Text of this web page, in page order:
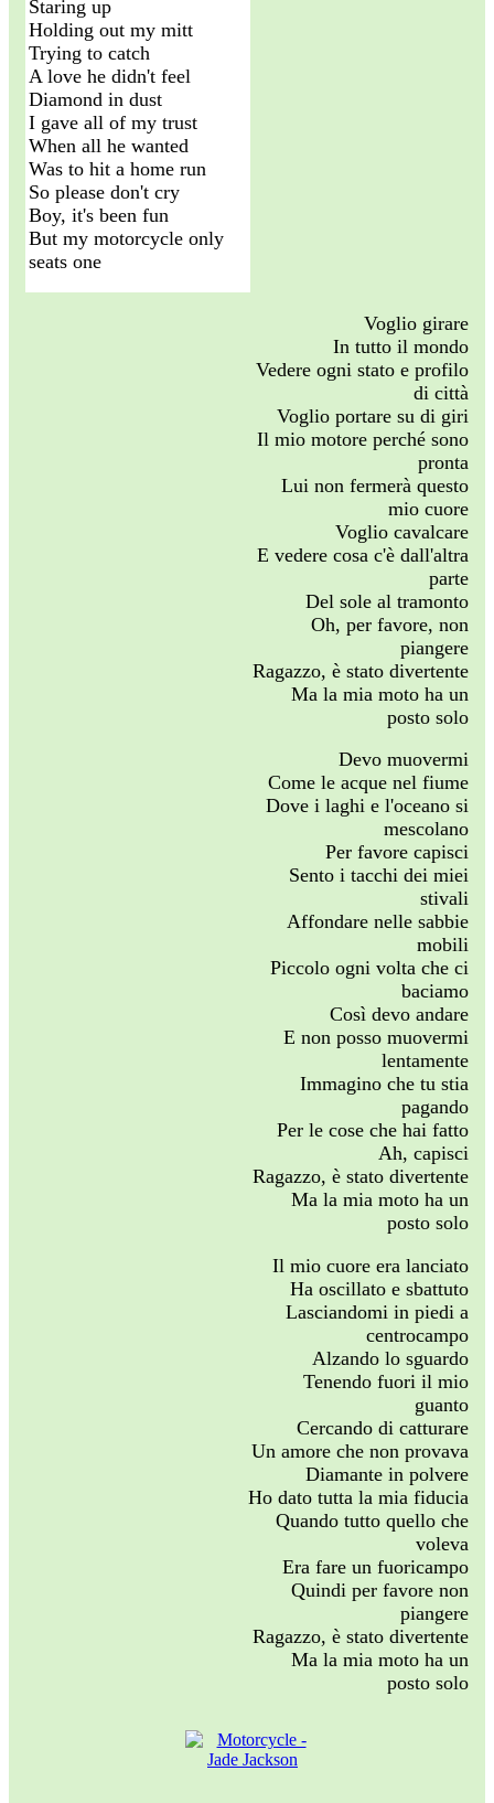
Staring up
Holding out my mitt
Trying to catch
A love he didn't feel
Diamond in dust
I gave all of my trust
When all he wanted
Was to hit a home run
So please don't cry
Boy, it's been fun
But my motorcycle only
seats one
Voglio girare
In tutto il mondo
Vedere ogni stato e profilo
di città
Voglio portare su di giri
Il mio motore perché sono
pronta
Lui non fermerà questo
mio cuore
Voglio cavalcare
E vedere cosa c'è dall'altra
parte
Del sole al tramonto
Oh, per favore, non
piangere
Ragazzo, è stato divertente
Ma la mia moto ha un
posto solo
Devo muovermi
Come le acque nel fiume
Dove i laghi e l'oceano si
mescolano
Per favore capisci
Sento i tacchi dei miei
stivali
Affondare nelle sabbie
mobili
Piccolo ogni volta che ci
baciamo
Così devo andare
E non posso muovermi
lentamente
Immagino che tu stia
pagando
Per le cose che hai fatto
Ah, capisci
Ragazzo, è stato divertente
Ma la mia moto ha un
posto solo
Il mio cuore era lanciato
Ha oscillato e sbattuto
Lasciandomi in piedi a
centrocampo
Alzando lo sguardo
Tenendo fuori il mio
guanto
Cercando di catturare
Un amore che non provava
Diamante in polvere
Ho dato tutta la mia fiducia
Quando tutto quello che
voleva
Era fare un fuoricampo
Quindi per favore non
piangere
Ragazzo, è stato divertente
Ma la mia moto ha un
posto solo